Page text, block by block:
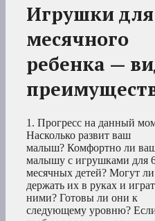
Игрушки для
месячного
ребенка —
1. Прогресс на данный
Насколько развит ваш
малыш? Комфортно ли
малышу с игрушками для
месячных детей? Могут
держать их в руках и
ними? Готовы ли они к
следующему уровню?